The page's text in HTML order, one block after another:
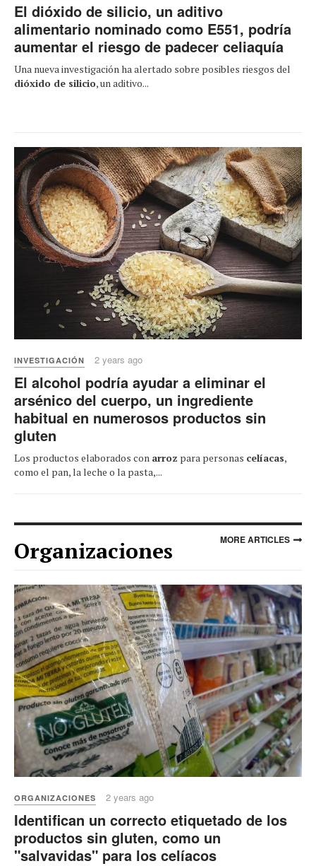
El dióxido de silicio, un aditivo
alimentario nominado como E551, podría
aumentar el riesgo de padecer celiaquía
Una nueva investigación ha alertado sobre posibles riesgos del
dióxido de silicio, un aditivo...
INVESTIGACIÓN 2 years ago
El alcohol podría ayudar a eliminar el
arsénico del cuerpo, un ingrediente
habitual en numerosos productos sin
gluten
Los productos elaborados con arroz para personas celíacas,
como el pan, la leche o la pasta,...
Organizaciones MORE ARTICLES
ORGANIZACIONES 2 years ago
Identifican un correcto etiquetado de los
productos sin gluten, como un
"salvavidas" para los celíacos